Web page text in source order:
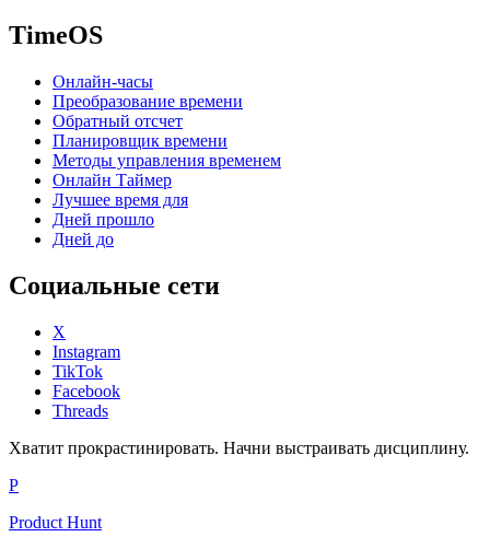
TimeOS
Онлайн-часы
Преобразование времени
Обратный отсчет
Планировщик времени
Методы управления временем
Онлайн Таймер
Лучшее время для
Дней прошло
Дней до
Социальные сети
X
Instagram
TikTok
Facebook
Threads
Хватит прокрастинировать. Начни выстраивать дисциплину.
P
Product Hunt